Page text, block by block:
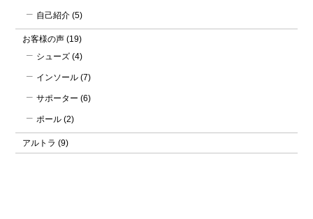
自己紹介 (5)
お客様の声 (19)
シューズ (4)
インソール (7)
サポーター (6)
ポール (2)
アルトラ (9)